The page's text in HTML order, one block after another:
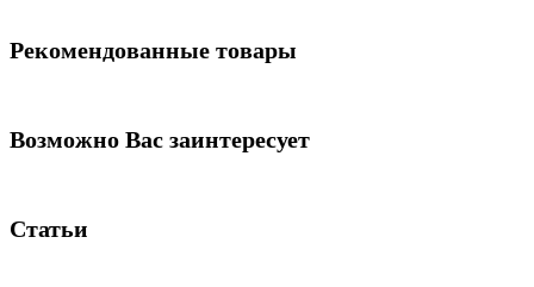
Рекомендованные товары
Возможно Вас заинтересует
Статьи